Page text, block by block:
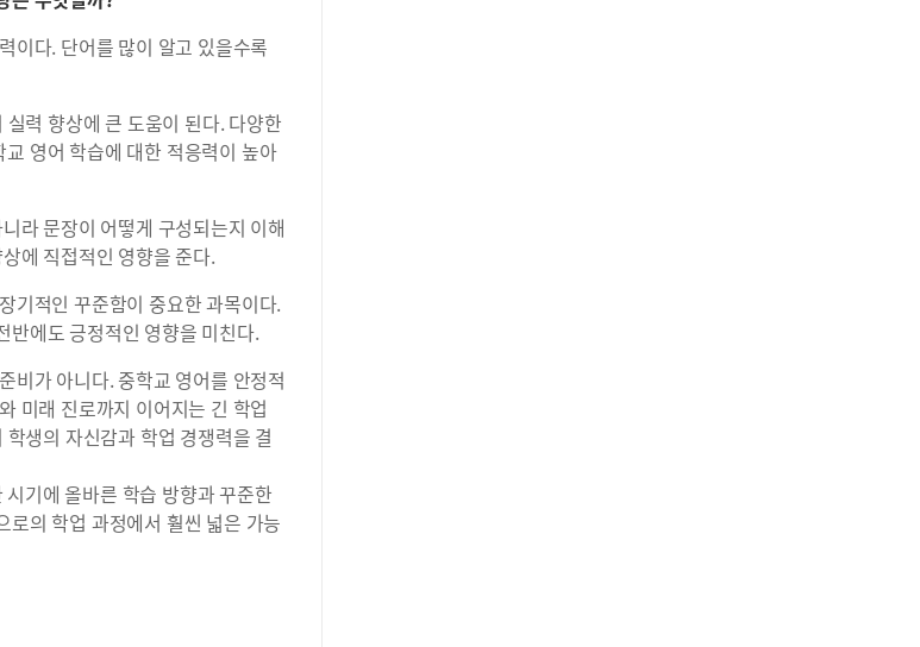
이다. 단어를 많이 알고 있을수록
력 향상에 큰 도움이 된다. 다양한
영어 학습에 대한 적응력이 높아
라 문장이 어떻게 구성되는지 이해
에 직접적인 영향을 준다.
기적인 꾸준함이 중요한 과목이다.
반에도 긍정적인 영향을 미친다.
비가 아니다. 중학교 영어를 안정적
미래 진로까지 이어지는 긴 학업
생의 자신감과 학업 경쟁력을 결
기에 올바른 학습 방향과 꾸준한
의 학업 과정에서 훨씬 넓은 가능